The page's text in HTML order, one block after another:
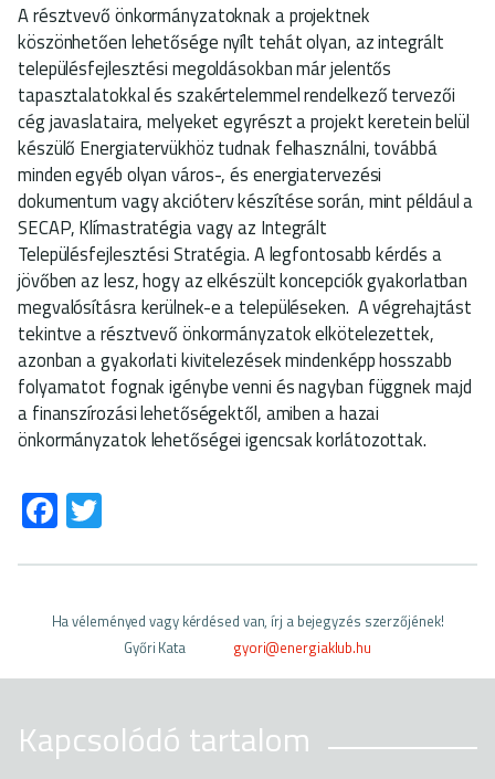
A résztvevő önkormányzatoknak a projektnek
köszönhetően lehetősége nyílt tehát olyan, az integrált
településfejlesztési megoldásokban már jelentős
tapasztalatokkal és szakértelemmel rendelkező tervezői
cég javaslataira, melyeket egyrészt a projekt keretein belül
készülő Energiatervükhöz tudnak felhasználni, továbbá
minden egyéb olyan város-, és energiatervezési
dokumentum vagy akcióterv készítése során, mint például a
SECAP, Klímastratégia vagy az Integrált
Településfejlesztési Stratégia. A legfontosabb kérdés a
jövőben az lesz, hogy az elkészült koncepciók gyakorlatban
megvalósításra kerülnek-e a településeken. A végrehajtást
tekintve a résztvevő önkormányzatok elkötelezettek,
azonban a gyakorlati kivitelezések mindenképp hosszabb
folyamatot fognak igénybe venni és nagyban függnek majd
a finanszírozási lehetőségektől, amiben a hazai
önkormányzatok lehetőségei igencsak korlátozottak.
Fa
ce
b
o
tt
er
Ha véleményed vagy kérdésed van, írj a bejegyzés szerzőjének!
Győri Kata
gyori@energiaklub.hu
Kapcsolódó tartalom